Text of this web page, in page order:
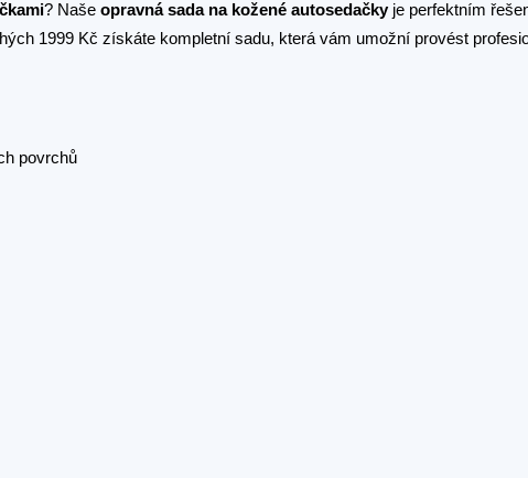
? Naše opravná sada na kožené autosedačkyje perfektním
1999 Kč získáte kompletní sadu, která vám umožní provést
povrchů